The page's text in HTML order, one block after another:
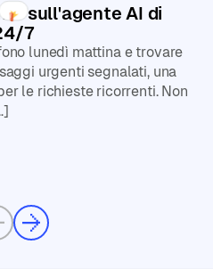
sull'agente AI di
7
lunedì mattina e trovare
urgenti segnalati, una
le richieste ricorrenti. Non
Next